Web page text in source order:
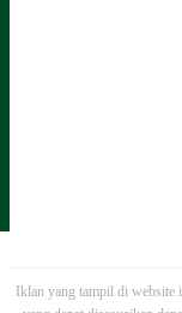
Iklan yang tampil di website